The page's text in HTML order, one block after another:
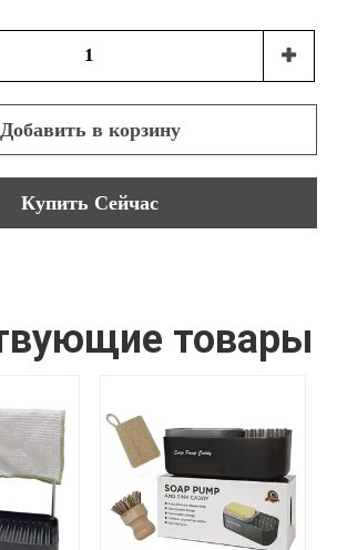
Добавить в корзину
Купить Сейчас
товары